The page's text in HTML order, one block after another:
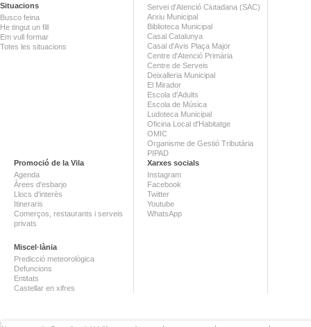
Situacions
Busco feina
He tingut un fill
Em vull formar
Totes les situacions
Servei d'Atenció Ciutadana (SAC)
Arxiu Municipal
Biblioteca Municipal
Casal Catalunya
Casal d'Avis Plaça Major
Centre d'Atenció Primària
Centre de Serveis
Deixalleria Municipal
El Mirador
Escola d'Adults
Escola de Música
Ludoteca Municipal
Oficina Local d'Habitatge
OMIC
Organisme de Gestió Tributària
PIPAD
Promoció de la Vila
Agenda
Àrees d'esbarjo
Llocs d'interès
Itineraris
Comerços, restaurants i serveis
privats
Miscel·lània
Predicció meteorològica
Defuncions
Entitats
Castellar en xifres
Xarxes socials
Instagram
Facebook
Twitter
Youtube
WhatsApp